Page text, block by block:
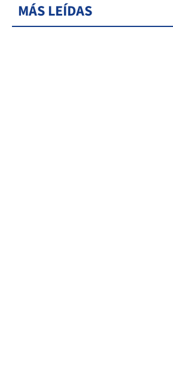
MÁS LEÍDAS